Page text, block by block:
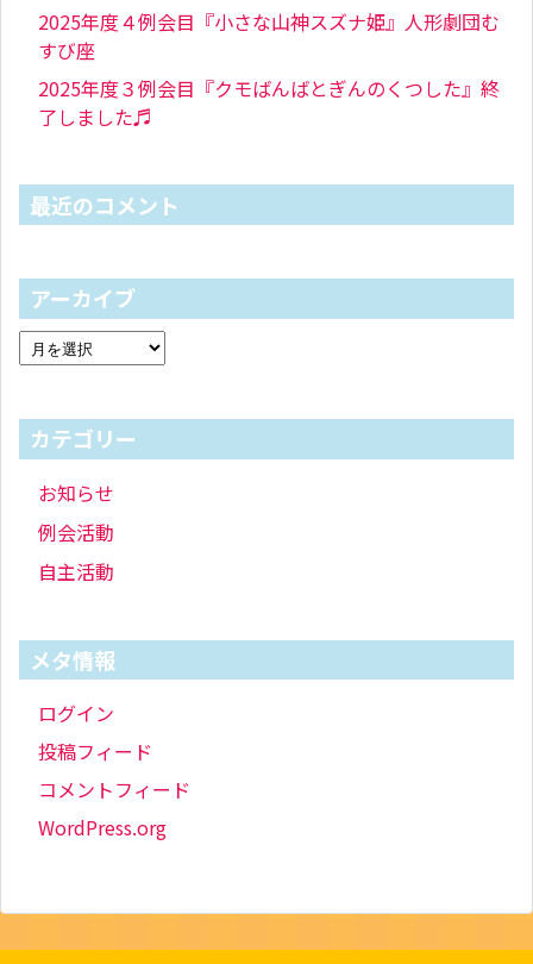
2025年度４例会目『小さな山神スズナ姫』人形劇団む
すび座
2025年度３例会目『クモばんばとぎんのくつした』終
了しました♬
最近のコメント
アーカイブ
カテゴリー
お知らせ
例会活動
自主活動
メタ情報
ログイン
投稿フィード
コメントフィード
WordPress.org